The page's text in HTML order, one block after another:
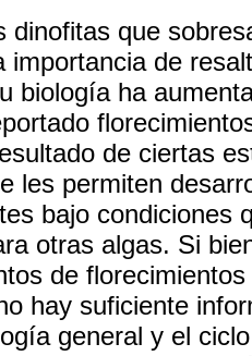
dinofitas que
importancia de
biología ha
de ciertas
les permiten
bajo condiciones
otras algas. Si
de
hay suficiente
general y el